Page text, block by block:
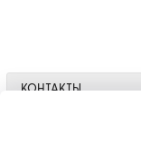
КОНТАКТЫ